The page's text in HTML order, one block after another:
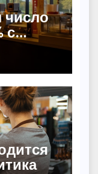
число
с